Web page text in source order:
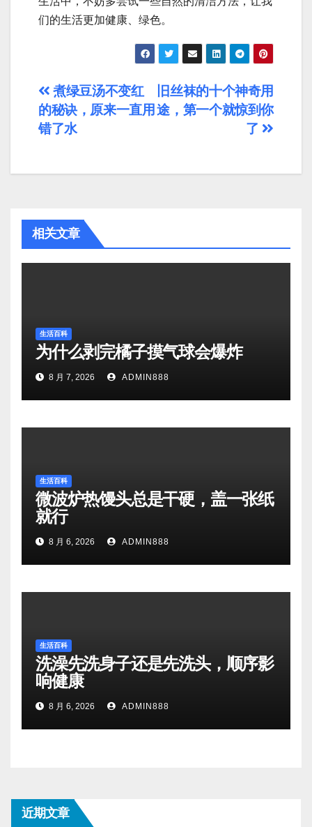
们的生活更加健康、绿色。
文
章
航
旧丝袜的十个神奇用
途，第一个就惊到你
了
煮绿豆汤不变红
的秘诀，原来一直用
错了水
相关文章
生活百科
为什么剥完橘子摸气球会爆炸
8 月 7, 2026 ADMIN888
生活百科
微波炉热馒头总是干硬，盖一张纸
就行
8 月 6, 2026 ADMIN888
生活百科
洗澡先洗身子还是先洗头，顺序影
响健康
8 月 6, 2026 ADMIN888
近期文章